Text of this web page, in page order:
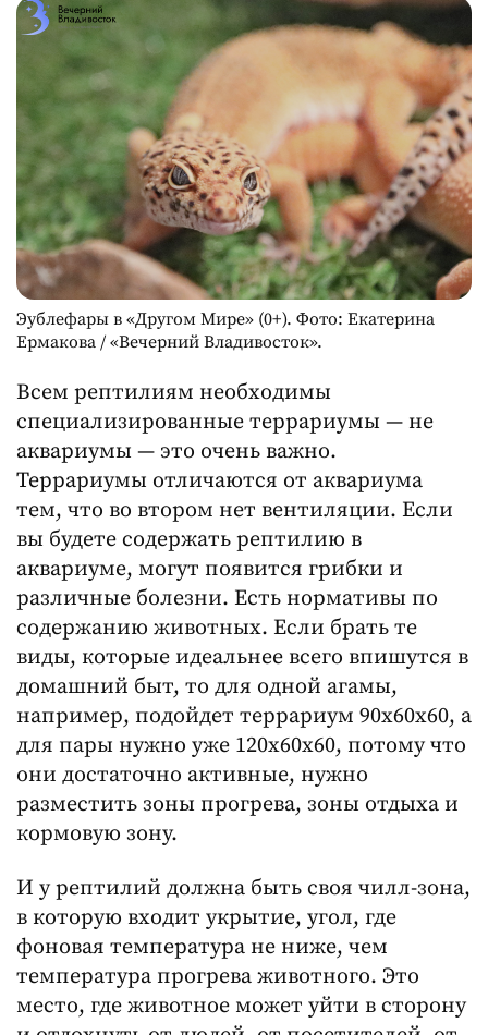
Эублефары в «Другом Мире» (0+). Фото: Екатерина
Ермакова / «Вечерний Владивосток».
Всем рептилиям необходимы
специализированные террариумы — не
аквариумы — это очень важно.
Террариумы отличаются от аквариума
тем, что во втором нет вентиляции. Если
вы будете содержать рептилию в
аквариуме, могут появится грибки и
различные болезни. Есть нормативы по
содержанию животных. Если брать те
виды, которые идеальнее всего впишутся в
домашний быт, то для одной агамы,
например, подойдет террариум 90х60х60, а
для пары нужно уже 120х60х60, потому что
они достаточно активные, нужно
разместить зоны прогрева, зоны отдыха и
кормовую зону.
И у рептилий должна быть своя чилл-зона,
в которую входит укрытие, угол, где
фоновая температура не ниже, чем
температура прогрева животного. Это
место, где животное может уйти в сторону